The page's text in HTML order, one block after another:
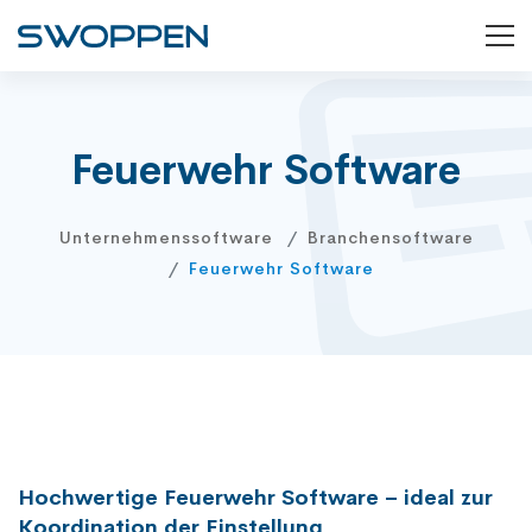
Feuerwehr Software
Unternehmenssoftware
Branchensoftware
Feuerwehr Software
Hochwertige Feuerwehr Software – ideal zur